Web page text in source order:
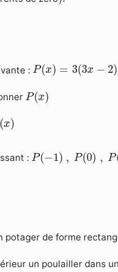
:P(x) = 3(3x − 2)
P(x )= (3x +(−
P(x)
P(x )
(x)
x )
: P(−1) , P(0) , P
P(− 1), (0), 1)
potager de forme
un poulailler dans